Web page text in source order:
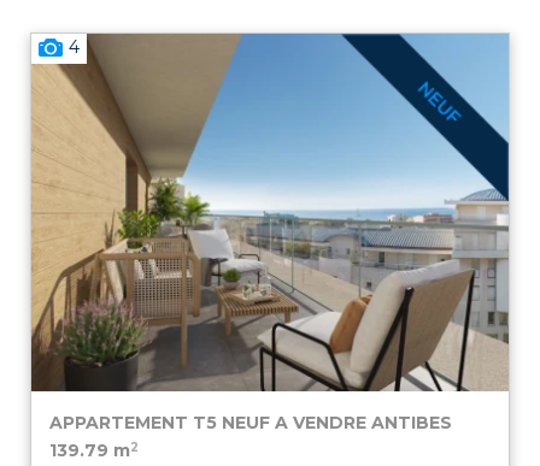
4
APPARTEMENT T5 NEUF A VENDRE ANTIBES
139.79 m2